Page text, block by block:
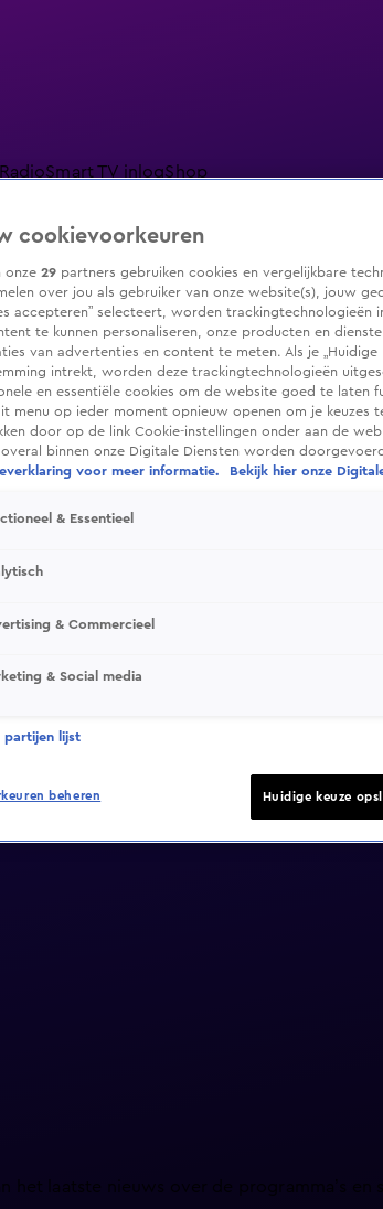
RadioSmart TV inlogShop
Oranjezomer Livestreams Shop
laatste nieuws over de programma’s en
cookievoorkeuren
onze 29 partners gebruiken cookies en vergelijkbare
over jou als gebruiker van onze website(s), jouw
accepteren” selecteert, worden trackingtechnologieën
te kunnen personaliseren, onze producten en
van advertenties en content te meten. Als je „Huidige
intrekt, worden deze trackingtechnologieën
en essentiële cookies om de website goed te laten
menu op ieder moment opnieuw openen om je keuzes
door op de link Cookie-instellingen onder aan de
overal binnen onze Digitale Diensten worden
voor meer informatie.
Bekijk hier onze
& Essentieel
& Commercieel
& Social media
partijen lijst
beheren Huidige keuze